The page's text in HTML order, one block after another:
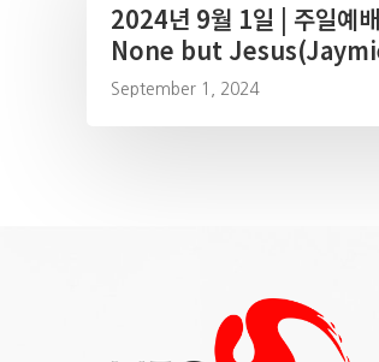
2024년 9월 1일 | 주일예
None but
September 1, 2024